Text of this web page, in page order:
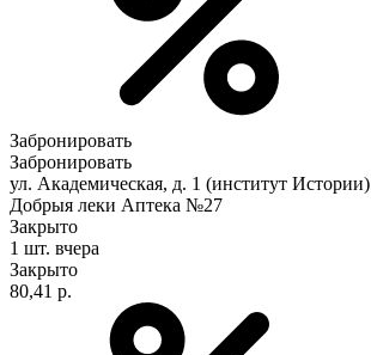
Забронировать
Забронировать
ул. Академическая, д. 1 (институт Истории)
Добрыя леки Аптека №27
Закрыто
1 шт. вчера
Закрыто
80,41 р.